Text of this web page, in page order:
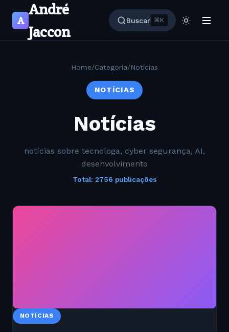
A
André
Jaccon
Buscar ⌘K
Home/Categoria/Notícias
NOTÍCIAS
Notícias
notícias sobre tecnologa, cyber segurança, AI,
desenvolvimento
Total: 2756 publicações
NOTÍCIAS